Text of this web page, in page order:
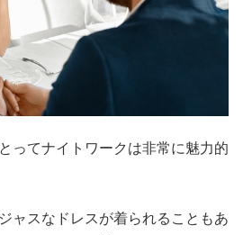
ってナイトワークは非常に魅力的
ャスなドレスが着られることもあ